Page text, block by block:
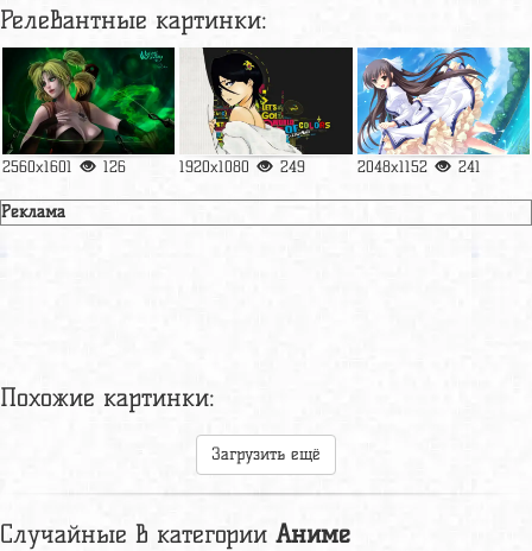
Релевантные картинки:
2560x1601 126 1920x1080 249 2048x1152 241
Реклама
Похожие картинки:
Загрузить ещё
Случайные в категории Аниме